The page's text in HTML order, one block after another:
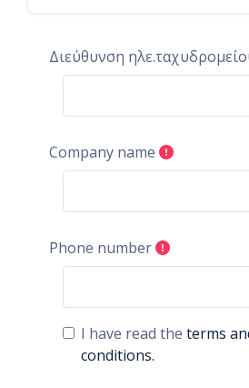
Διεύθυνση
Company name
Phone number
I have read the terms
conditions.